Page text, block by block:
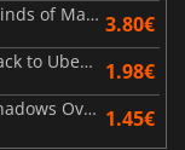
Warhammer Vermintide 2 Winds of Magic 3.80€
Warhammer Vermintide 2 Back to Ubersreik 1.98€
Warhammer Vermintide 2 Shadows Over Bögenhafen 1.45€